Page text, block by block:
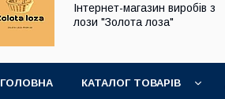
Інтернет-магазин виробів з
лози "Золота лоза"
ГОЛОВНА КАТАЛОГ ТОВАРІВ